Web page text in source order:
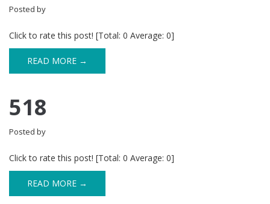
Posted by
Click to rate this post! [Total: 0 Average: 0]
READ MORE →
518
Posted by
Click to rate this post! [Total: 0 Average: 0]
READ MORE →